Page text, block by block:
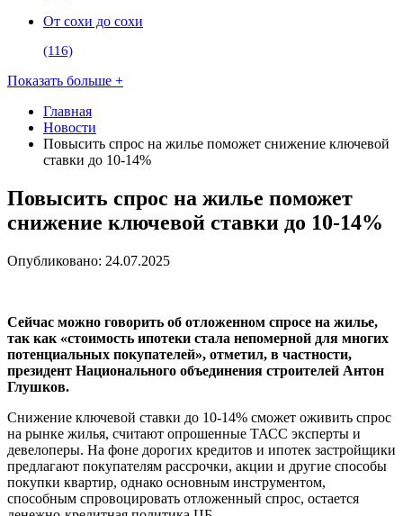
От сохи до сохи
(116)
Показать больше +
Главная
Новости
Повысить спрос на жилье поможет снижение ключевой
ставки до 10-14%
Повысить спрос на жилье поможет
снижение ключевой ставки до 10-14%
Опубликовано: 24.07.2025
Сейчас можно говорить об отложенном спросе на жилье,
так как «стоимость ипотеки стала непомерной для многих
потенциальных покупателей», отметил, в частности,
президент Национального объединения строителей Антон
Глушков.
Снижение ключевой ставки до 10-14% сможет оживить спрос
на рынке жилья, считают опрошенные ТАСС эксперты и
девелоперы. На фоне дорогих кредитов и ипотек застройщики
предлагают покупателям рассрочки, акции и другие способы
покупки квартир, однако основным инструментом,
способным спровоцировать отложенный спрос, остается